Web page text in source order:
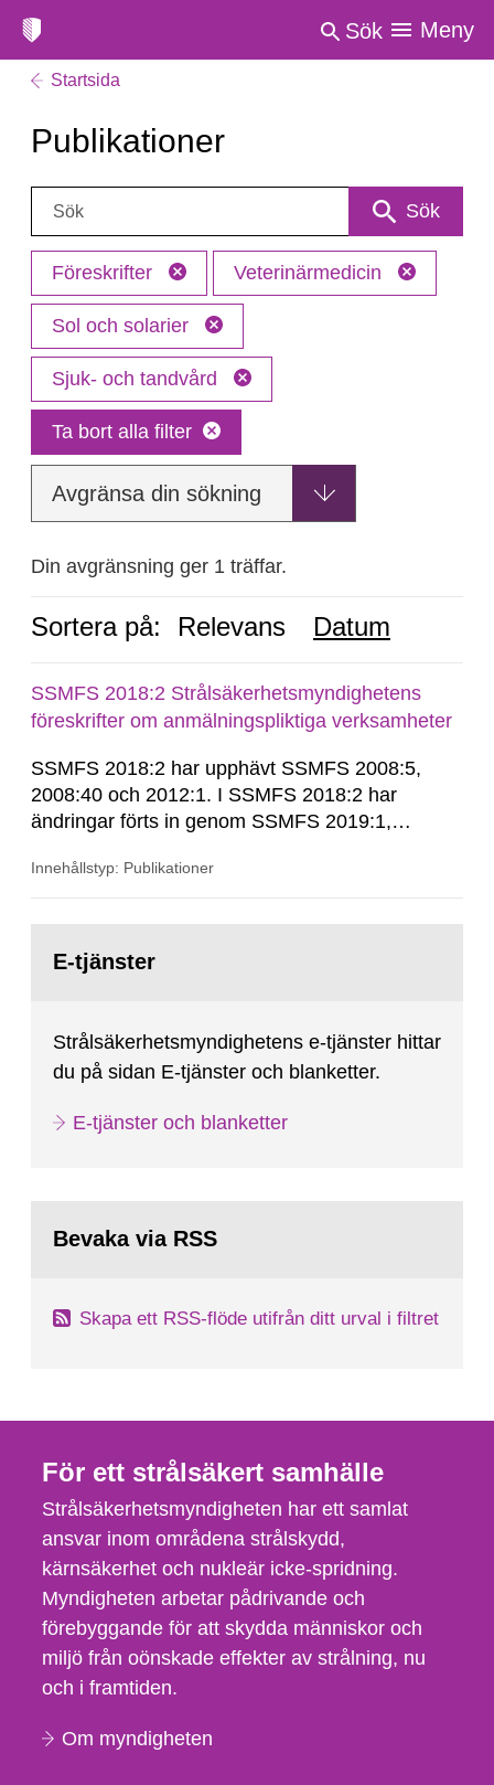
Sök Meny
Startsida
Publikationer
Sök: Sök
Föreskrifter Veterinärmedicin
Sol och solarier
Sjuk- och tandvård
Ta bort alla filter
Avgränsa din sökning
Din avgränsning ger 1 träffar.
Sortera på: Relevans Datum
SSMFS 2018:2 Strålsäkerhetsmyndighetens
föreskrifter om anmälningspliktiga verksamheter
SSMFS 2018:2 har upphävt SSMFS 2008:5,
2008:40 och 2012:1. I SSMFS 2018:2 har
ändringar förts in genom SSMFS 2019:1,
Innehållstyp: Publikationer
sida:E-tjänster
Strålsäkerhetsmyndighetens e-tjänster hittar
du på sidan E-tjänster och blanketter.
E-tjänster och blanketter
Bevaka via RSS
Skapa ett RSS-flöde utifrån ditt urval i filtret
För ett strålsäkert samhälle
Strålsäkerhetsmyndigheten har ett samlat
ansvar inom områdena strålskydd,
kärnsäkerhet och nukleär icke-spridning.
Myndigheten arbetar pådrivande och
förebyggande för att skydda människor och
miljö från oönskade effekter av strålning, nu
och i framtiden.
Om myndigheten